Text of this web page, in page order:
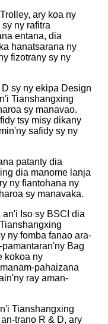
ary koa ny
ny rafitra
entana, dia
hanatsarana ny
fizotrany sy ny
sy ny ekipa Design
Tianshangxing
sy manavao.
tsy misy dikany
safidy sy ny
patanty dia
dia manome lanja
ny fiantohana ny
sy manavaka.
Iso sy BSCI dia
ny fomba fanao ara-
Bag
kokoa ny
pahaizana
ray aman-
Tianshangxing
trano R & D, ary